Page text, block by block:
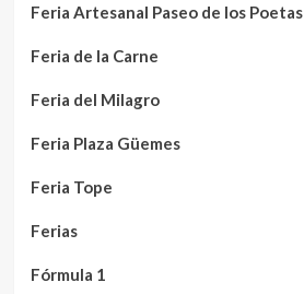
Feria Artesanal Paseo de los Poetas
Feria de la Carne
Feria del Milagro
Feria Plaza Güemes
Feria Tope
Ferias
Fórmula 1